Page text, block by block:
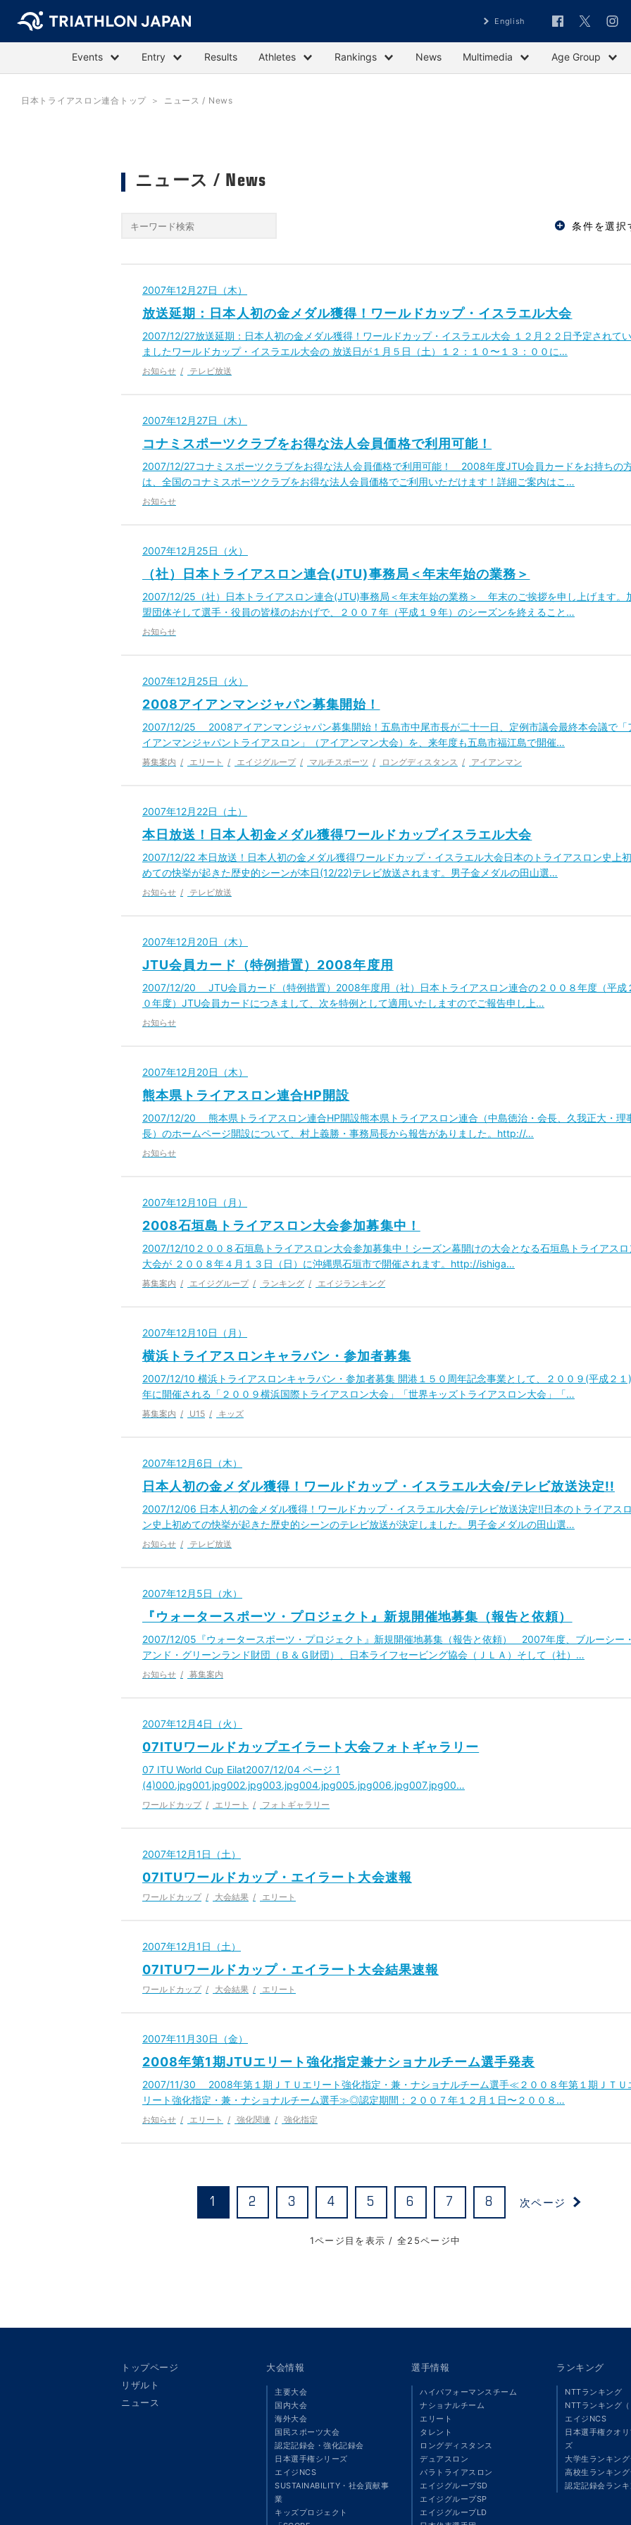
English
Events Entry Results Athletes Rankings News Multimedia Age Group
日本トライアスロン連合トップ ニュース / News
ニュース / News
条件を選択
2007年12月27日（木）
放送延期：日本人初の金メダル獲得！ワールドカップ・イスラエル大会
2007/12/27放送延期：日本人初の金メダル獲得！ワールドカップ・イスラエル大会 １２月２２日予定されてい
ましたワールドカップ・イスラエル大会の 放送日が１月５日（土）１２：１０〜１３：００に…
お知らせ テレビ放送
2007年12月27日（木）
コナミスポーツクラブをお得な法人会員価格で利用可能！
2007/12/27コナミスポーツクラブをお得な法人会員価格で利用可能！ 2008年度JTU会員カードをお持ちの
は、全国のコナミスポーツクラブをお得な法人会員価格でご利用いただけます！詳細ご案内はこ…
お知らせ
2007年12月25日（火）
（社）日本トライアスロン連合(JTU)事務局＜年末年始の業務＞
2007/12/25（社）日本トライアスロン連合(JTU)事務局＜年末年始の業務＞ 年末のご挨拶を申し上げます。
盟団体そして選手・役員の皆様のおかげで、２００７年（平成１９年）のシーズンを終えること…
お知らせ
2007年12月25日（火）
2008アイアンマンジャパン募集開始！
2007/12/25 2008アイアンマンジャパン募集開始！五島市中尾市長が二十一日、定例市議会最終本会議で「
イアンマンジャパントライアスロン」（アイアンマン大会）を、来年度も五島市福江島で開催…
募集案内 エリート エイジグループ マルチスポーツ ロングディスタンス アイアンマン
2007年12月22日（土）
本日放送！日本人初金メダル獲得ワールドカップイスラエル大会
2007/12/22 本日放送！日本人初の金メダル獲得ワールドカップ・イスラエル大会日本のトライアスロン史上初
めての快挙が起きた歴史的シーンが本日(12/22)テレビ放送されます。男子金メダルの田山選…
お知らせ テレビ放送
2007年12月20日（木）
JTU会員カード（特例措置）2008年度用
2007/12/20 JTU会員カード（特例措置）2008年度用（社）日本トライアスロン連合の２００８年度（平成
０年度）JTU会員カードにつきまして、次を特例として適用いたしますのでご報告申し上…
お知らせ
2007年12月20日（木）
熊本県トライアスロン連合HP開設
2007/12/20 熊本県トライアスロン連合HP開設熊本県トライアスロン連合（中島徳治・会長、久我正大・理
長）のホームページ開設について、村上義勝・事務局長から報告がありました。http://…
お知らせ
2007年12月10日（月）
2008石垣島トライアスロン大会参加募集中！
2007/12/10２００８石垣島トライアスロン大会参加募集中！シーズン幕開けの大会となる石垣島トライアスロ
大会が ２００８年４月１３日（日）に沖縄県石垣市で開催されます。http://ishiga…
募集案内 エイジグループ ランキング エイジランキング
2007年12月10日（月）
横浜トライアスロンキャラバン・参加者募集
2007/12/10 横浜トライアスロンキャラバン・参加者募集 開港１５０周年記念事業として、２００９(平成２１)
年に開催される「２００９横浜国際トライアスロン大会」「世界キッズトライアスロン大会」「…
募集案内 U15 キッズ
2007年12月6日（木）
日本人初の金メダル獲得！ワールドカップ・イスラエル大会/テレビ放送決定!!
2007/12/06 日本人初の金メダル獲得！ワールドカップ・イスラエル大会/テレビ放送決定!!日本のトライアス
ン史上初めての快挙が起きた歴史的シーンのテレビ放送が決定しました。男子金メダルの田山選…
お知らせ テレビ放送
2007年12月5日（水）
『ウォータースポーツ・プロジェクト』新規開催地募集（報告と依頼）
2007/12/05『ウォータースポーツ・プロジェクト』新規開催地募集（報告と依頼） 2007年度、ブルーシー
アンド・グリーンランド財団（Ｂ＆Ｇ財団）、日本ライフセービング協会（ＪＬＡ）そして（社）…
お知らせ 募集案内
2007年12月4日（火）
07ITUワールドカップエイラート大会フォトギャラリー
07 ITU World Cup Eilat2007/12/04 ページ 1
(4)000.jpg001.jpg002.jpg003.jpg004.jpg005.jpg006.jpg007.jpg00…
ワールドカップ エリート フォトギャラリー
2007年12月1日（土）
07ITUワールドカップ・エイラート大会速報
ワールドカップ 大会結果 エリート
2007年12月1日（土）
07ITUワールドカップ・エイラート大会結果速報
ワールドカップ 大会結果 エリート
2007年11月30日（金）
2008年第1期JTUエリート強化指定兼ナショナルチーム選手発表
2007/11/30 2008年第１期ＪＴＵエリート強化指定・兼・ナショナルチーム選手≪２００８年第１期ＪＴＵ
リート強化指定・兼・ナショナルチーム選手≫◎認定期間：２００７年１２月１日〜２００８…
お知らせ エリート 強化関連 強化指定
1ページ目を表示 / 全25ページ中
1 2 3 4 5 6 7 8 次ページ
トップページ
リザルト
ニュース
大会情報
主要大会
国内大会
海外大会
国民スポーツ大会
認定記録会・強化記録会
日本選手権シリーズ
エイジNCS
SUSTAINABILITY・社会貢献事
業
キッズプロジェクト
選手情報
ハイパフォーマンスチーム
ナショナルチーム
エリート
タレント
ロングディスタンス
デュアスロン
パラトライアスロン
エイジグループSD
エイジグループSP
エイジグループLD
ランキング
NTTランキング
NTTランキング
エイジNCS
日本選手権クオ
ズ
大学生ランキン
高校生ランキン
認定記録会ラン